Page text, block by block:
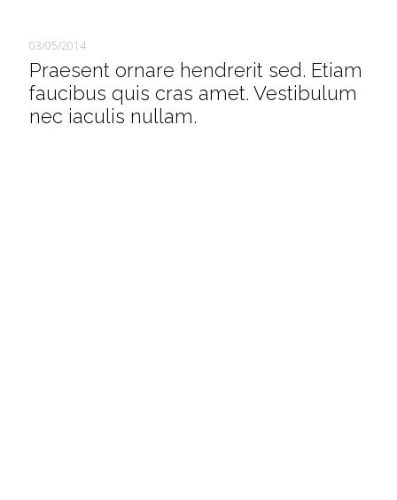
03/05/2014
Praesent ornare hendrerit sed. Etiam
faucibus quis cras amet. Vestibulum
nec iaculis nullam.